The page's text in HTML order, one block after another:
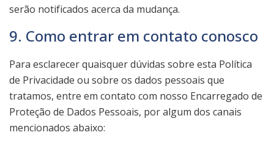
serão notificados acerca da mudança.
9. Como entrar em contato conosco
Para esclarecer quaisquer dúvidas sobre esta Política
de Privacidade ou sobre os dados pessoais que
tratamos, entre em contato com nosso Encarregado de
Proteção de Dados Pessoais, por algum dos canais
mencionados abaixo: